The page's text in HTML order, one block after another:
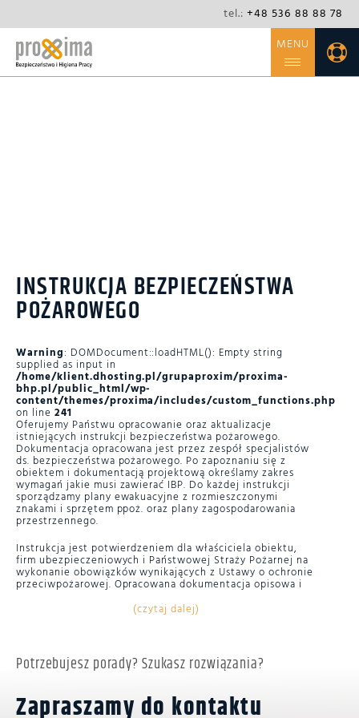
tel.: +48 536 88 88 78
MENU
INSTRUKCJA BEZPIECZEŃSTWA
POŻAROWEGO
Warning: DOMDocument::loadHTML(): Empty string
supplied as input in
/home/klient.dhosting.pl/grupaproxim/proxima-
bhp.pl/public_html/wp-
content/themes/proxima/includes/custom_functions.php
on line 241
Oferujemy Państwu opracowanie oraz aktualizacje
istniejących instrukcji bezpieczeństwa pożarowego.
Dokumentacja opracowana jest przez zespół specjalistów
ds. bezpieczeństwa pożarowego. Po zapoznaniu się z
obiektem i dokumentacją projektową określamy zakres
wymagań jakie musi zawierać IBP. Do każdej instrukcji
sporządzamy plany ewakuacyjne z rozmieszczonymi
znakami i sprzętem ppoż. oraz plany zagospodarowania
przestrzennego.
Instrukcja jest potwierdzeniem dla właściciela obiektu,
firm ubezpieczeniowych i Państwowej Straży Pożarnej na
wykonanie obowiązków wynikających z Ustawy o ochronie
przeciwpożarowej. Opracowana dokumentacja opisowa i
elektronicznym naszej firmy co pozwoli na sprawną
(czytaj dalej)
Potrzebujesz porady? Szukasz rozwiązania?
Zapraszamy do kontaktu